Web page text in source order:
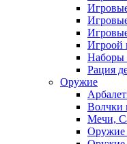
Игроой
Наборы
Рация
Оружие
Волчки
Мечи,
Оружие